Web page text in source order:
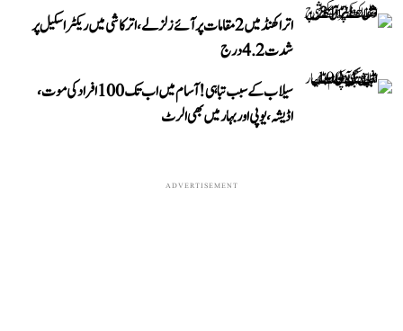
اتراکھنڈ میں 2 مقامات پر آئے زلزلے، اترکاشی میں ریکٹر اسکیل پر
شدت 4.2 درج
سیلاب کے سبب تباہی! آسام میں اب تک 100 افراد کی موت،
اڈیشہ، یوپی اور بہار میں بھی الرٹ
ADVERTISEMENT